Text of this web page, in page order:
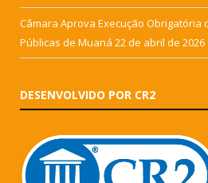
Câmara Aprova Execução Obrigatória
Públicas de Muaná 22 de abril de 2026
DESENVOLVIDO POR CR2